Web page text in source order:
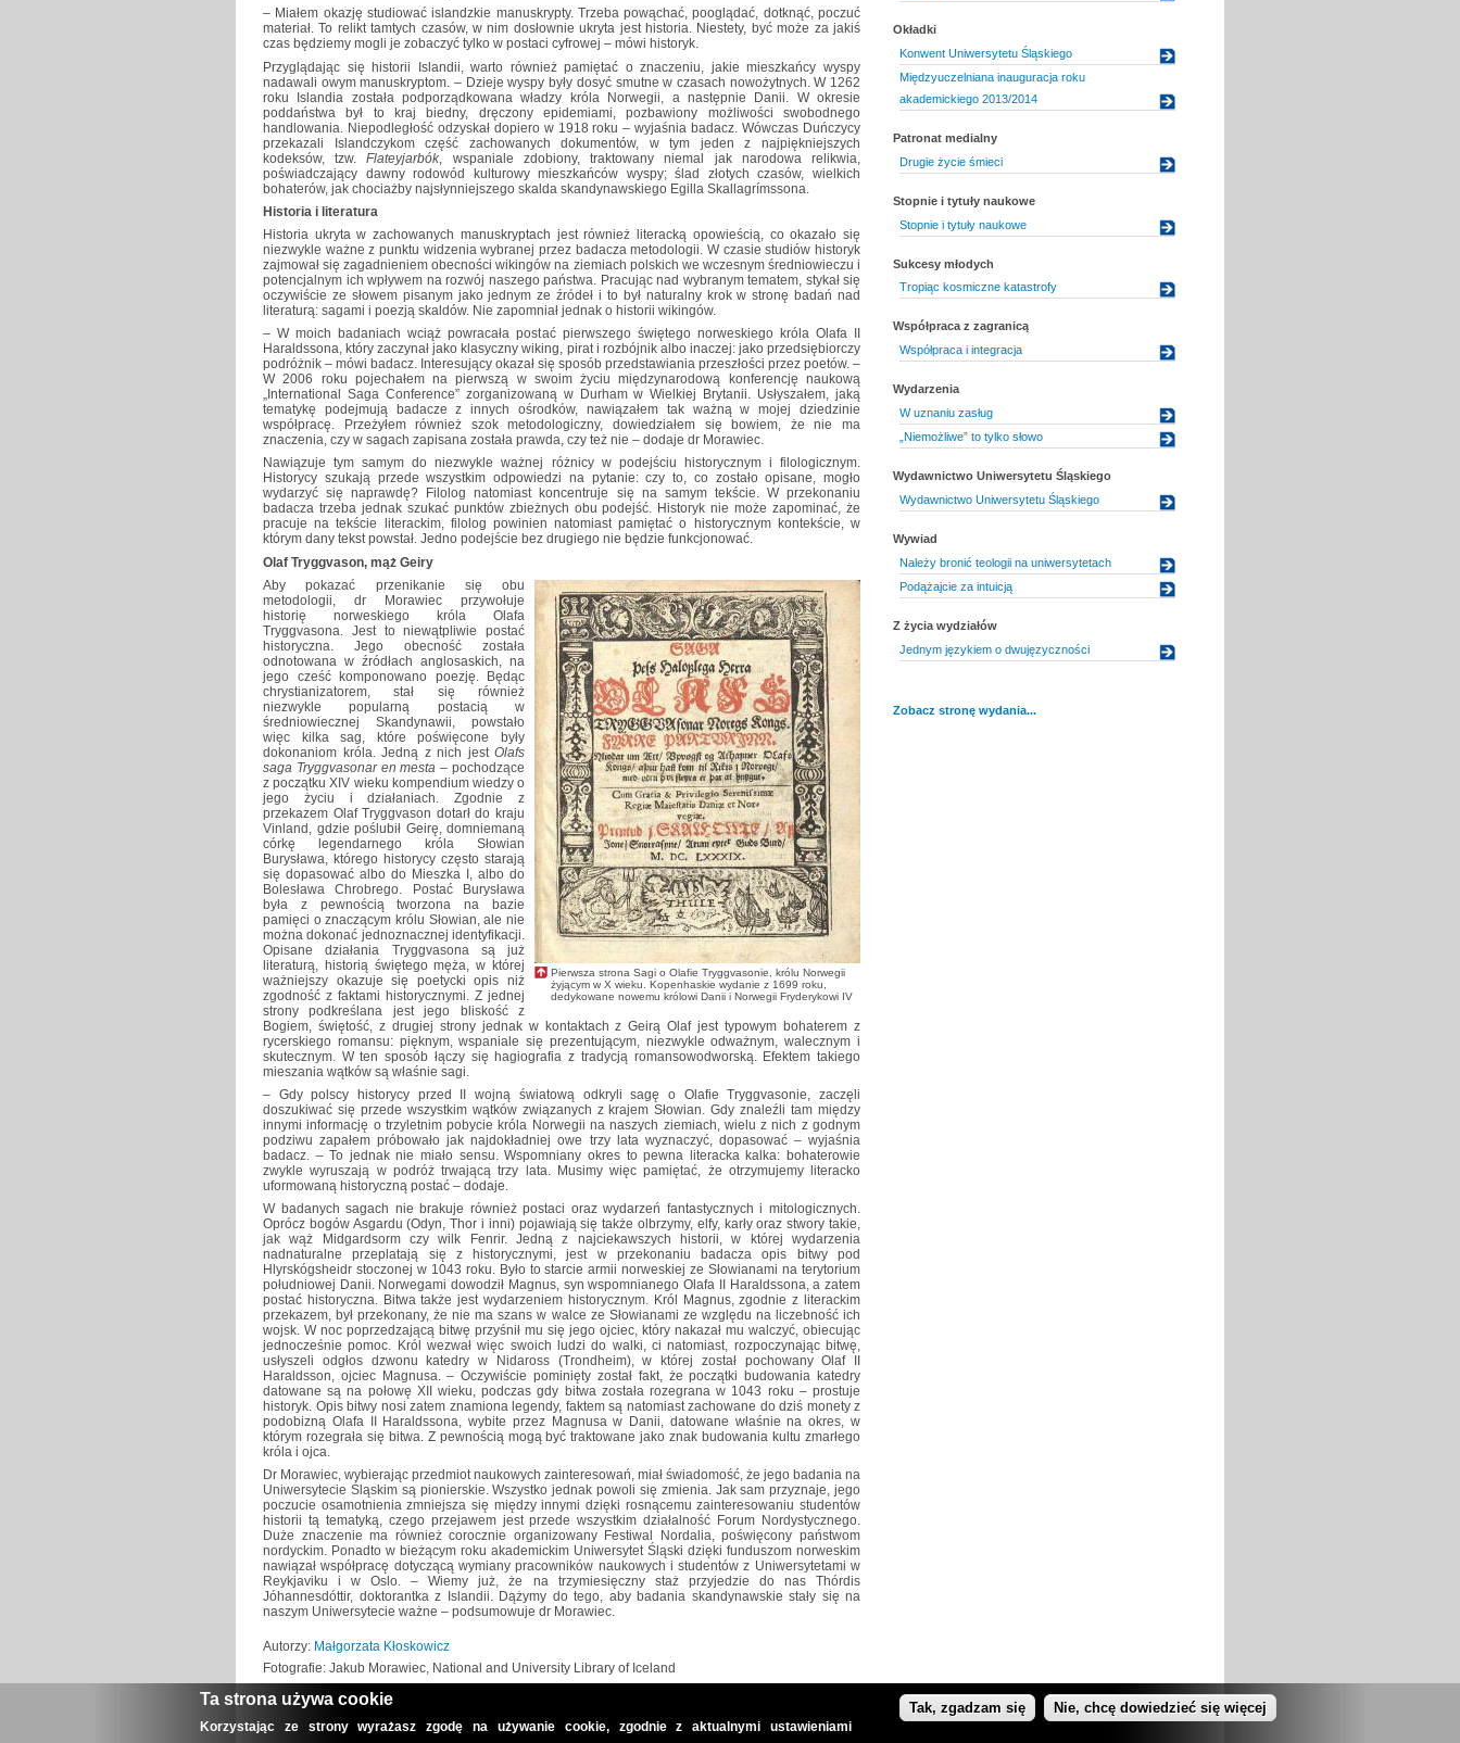
– Miałem okazję studiować islandzkie manuskrypty. Trzeba powąchać, pooglądać, dotknąć, poczuć
materiał. To relikt tamtych czasów, w nim dosłownie ukryta jest historia. Niestety, być może za jakiś
czas będziemy mogli je zobaczyć tylko w postaci cyfrowej – mówi historyk.
Przyglądając się historii Islandii, warto również pamiętać o znaczeniu, jakie mieszkańcy wyspy
nadawali owym manuskryptom. – Dzieje wyspy były dosyć smutne w czasach nowożytnych. W 1262
roku Islandia została podporządkowana władzy króla Norwegii, a następnie Danii. W okresie
poddaństwa był to kraj biedny, dręczony epidemiami, pozbawiony możliwości swobodnego
handlowania. Niepodległość odzyskał dopiero w 1918 roku – wyjaśnia badacz. Wówczas Duńczycy
przekazali Islandczykom część zachowanych dokumentów, w tym jeden z najpiękniejszych
kodeksów, tzw.Flateyjarbók , wspaniale zdobiony, traktowany niemal jak narodowa relikwia,
poświadczający dawny rodowód kulturowy mieszkańców wyspy; ślad złotych czasów, wielkich
bohaterów, jak chociażby najsłynniejszego skalda skandynawskiego Egilla Skallagrímssona.
Historia i literatura
Historia ukryta w zachowanych manuskryptach jest również literacką opowieścią, co okazało się
niezwykle ważne z punktu widzenia wybranej przez badacza metodologii. W czasie studiów historyk
zajmował się zagadnieniem obecności wikingów na ziemiach polskich we wczesnym średniowieczu i
potencjalnym ich wpływem na rozwój naszego państwa. Pracując nad wybranym tematem, stykał się
oczywiście ze słowem pisanym jako jednym ze źródeł i to był naturalny krok w stronę badań nad
literaturą: sagami i poezją skaldów. Nie zapomniał jednak o historii wikingów.
– W moich badaniach wciąż powracała postać pierwszego świętego norweskiego króla Olafa II
Haraldssona, który zaczynał jako klasyczny wiking, pirat i rozbójnik albo inaczej: jako przedsiębiorczy
podróżnik – mówi badacz. Interesujący okazał się sposób przedstawiania przeszłości przez poetów. –
W 2006 roku pojechałem na pierwszą w swoim życiu międzynarodową konferencję naukową
„International Saga Conference” zorganizowaną w Durham w Wielkiej Brytanii. Usłyszałem, jaką
tematykę podejmują badacze z innych ośrodków, nawiązałem tak ważną w mojej dziedzinie
współpracę. Przeżyłem również szok metodologiczny, dowiedziałem się bowiem, że nie ma
znaczenia, czy w sagach zapisana została prawda, czy też nie – dodaje dr Morawiec.
Nawiązuje tym samym do niezwykle ważnej różnicy w podejściu historycznym i filologicznym.
Historycy szukają przede wszystkim odpowiedzi na pytanie: czy to, co zostało opisane, mogło
wydarzyć się naprawdę? Filolog natomiast koncentruje się na samym tekście. W przekonaniu
badacza trzeba jednak szukać punktów zbieżnych obu podejść. Historyk nie może zapominać, że
pracuje na tekście literackim, filolog powinien natomiast pamiętać o historycznym kontekście, w
którym dany tekst powstał. Jedno podejście bez drugiego nie będzie funkcjonować.
Olaf Tryggvason, mąż Geiry
Pierwsza strona Sagi o Olafie Tryggvasonie, królu Norwegii
żyjącym w X wieku. Kopenhaskie wydanie z 1699 roku,
dedykowane nowemu królowi Danii i Norwegii Fryderykowi IV
Aby pokazać przenikanie się obu
metodologii, dr Morawiec przywołuje
historię norweskiego króla Olafa
Tryggvasona. Jest to niewątpliwie postać
historyczna. Jego obecność została
odnotowana w źródłach anglosaskich, na
jego cześć komponowano poezję. Będąc
chrystianizatorem, stał się również
niezwykle popularną postacią w
średniowiecznej Skandynawii, powstało
więc kilka sag, które poświęcone były
dokonaniom króla. Jedną z nich jest Olafs
saga Tryggvasonar en mesta – pochodzące
z początku XIV wieku kompendium wiedzy o
jego życiu i działaniach. Zgodnie z
przekazem Olaf Tryggvason dotarł do kraju
Vinland, gdzie poślubił Geirę, domniemaną
córkę legendarnego króla Słowian
Burysława, którego historycy często starają
się dopasować albo do Mieszka I, albo do
Bolesława Chrobrego. Postać Burysława
była z pewnością tworzona na bazie
pamięci o znaczącym królu Słowian, ale nie
można dokonać jednoznacznej identyfikacji.
Opisane działania Tryggvasona są już
literaturą, historią świętego męża, w której
ważniejszy okazuje się poetycki opis niż
zgodność z faktami historycznymi. Z jednej
strony podkreślana jest jego bliskość z
Bogiem, świętość, z drugiej strony jednak w kontaktach z Geirą Olaf jest typowym bohaterem z
rycerskiego romansu: pięknym, wspaniale się prezentującym, niezwykle odważnym, walecznym i
skutecznym. W ten sposób łączy się hagiografia z tradycją romansowodworską. Efektem takiego
mieszania wątków są właśnie sagi.
– Gdy polscy historycy przed II wojną światową odkryli sagę o Olafie Tryggvasonie, zaczęli
doszukiwać się przede wszystkim wątków związanych z krajem Słowian. Gdy znaleźli tam między
innymi informację o trzyletnim pobycie króla Norwegii na naszych ziemiach, wielu z nich z godnym
podziwu zapałem próbowało jak najdokładniej owe trzy lata wyznaczyć, dopasować – wyjaśnia
badacz. – To jednak nie miało sensu. Wspomniany okres to pewna literacka kalka: bohaterowie
zwykle wyruszają w podróż trwającą trzy lata. Musimy więc pamiętać, że otrzymujemy literacko
uformowaną historyczną postać – dodaje.
W badanych sagach nie brakuje również postaci oraz wydarzeń fantastycznych i mitologicznych.
Oprócz bogów Asgardu (Odyn, Thor i inni) pojawiają się także olbrzymy, elfy, karły oraz stwory takie,
jak wąż Midgardsorm czy wilk Fenrir. Jedną z najciekawszych historii, w której wydarzenia
nadnaturalne przeplatają się z historycznymi, jest w przekonaniu badacza opis bitwy pod
Hlyrskógsheidr stoczonej w 1043 roku. Było to starcie armii norweskiej ze Słowianami na terytorium
południowej Danii. Norwegami dowodził Magnus, syn wspomnianego Olafa II Haraldssona, a zatem
postać historyczna. Bitwa także jest wydarzeniem historycznym. Król Magnus, zgodnie z literackim
przekazem, był przekonany, że nie ma szans w walce ze Słowianami ze względu na liczebność ich
wojsk. W noc poprzedzającą bitwę przyśnił mu się jego ojciec, który nakazał mu walczyć, obiecując
jednocześnie pomoc. Król wezwał więc swoich ludzi do walki, ci natomiast, rozpoczynając bitwę,
usłyszeli odgłos dzwonu katedry w Nidaross (Trondheim), w której został pochowany Olaf II
Haraldsson, ojciec Magnusa. – Oczywiście pominięty został fakt, że początki budowania katedry
datowane są na połowę XII wieku, podczas gdy bitwa została rozegrana w 1043 roku – prostuje
historyk. Opis bitwy nosi zatem znamiona legendy, faktem są natomiast zachowane do dziś monety z
podobizną Olafa II Haraldssona, wybite przez Magnusa w Danii, datowane właśnie na okres, w
którym rozegrała się bitwa. Z pewnością mogą być traktowane jako znak budowania kultu zmarłego
króla i ojca.
Dr Morawiec, wybierając przedmiot naukowych zainteresowań, miał świadomość, że jego badania na
Uniwersytecie Śląskim są pionierskie. Wszystko jednak powoli się zmienia. Jak sam przyznaje, jego
poczucie osamotnienia zmniejsza się między innymi dzięki rosnącemu zainteresowaniu studentów
historii tą tematyką, czego przejawem jest przede wszystkim działalność Forum Nordystycznego.
Duże znaczenie ma również corocznie organizowany Festiwal Nordalia, poświęcony państwom
nordyckim. Ponadto w bieżącym roku akademickim Uniwersytet Śląski dzięki funduszom norweskim
nawiązał współpracę dotyczącą wymiany pracowników naukowych i studentów z Uniwersytetami w
Reykjaviku i w Oslo. – Wiemy już, że na trzymiesięczny staż przyjedzie do nas Thórdis
Jóhannesdóttir, doktorantka z Islandii. Dążymy do tego, aby badania skandynawskie stały się na
naszym Uniwersytecie ważne – podsumowuje dr Morawiec.
Autorzy: Małgorzata Kłoskowicz
Fotografie: Jakub Morawiec, National and University Library of Iceland
Okładki
Konwent Uniwersytetu Śląskiego
Międzyuczelniana inauguracja roku
akademickiego 2013/2014
Patronat medialny
Drugie życie śmieci
Stopnie i tytuły naukowe
Stopnie i tytuły naukowe
Sukcesy młodych
Tropiąc kosmiczne katastrofy
Współpraca z zagranicą
Współpraca i integracja
Wydarzenia
W uznaniu zasług
„Niemożliwe” to tylko słowo
Wydawnictwo Uniwersytetu Śląskiego
Wydawnictwo Uniwersytetu Śląskiego
Wywiad
Należy bronić teologii na uniwersytetach
Podążajcie za intuicją
Z życia wydziałów
Jednym językiem o dwujęzyczności
Zobacz stronę wydania...
Ta strona używa cookie
Korzystając ze strony wyrażasz zgodę na używanie cookie, zgodnie z aktualnymi ustawieniami
Tak, zgadzam się Nie, chcę dowiedzieć się więcej